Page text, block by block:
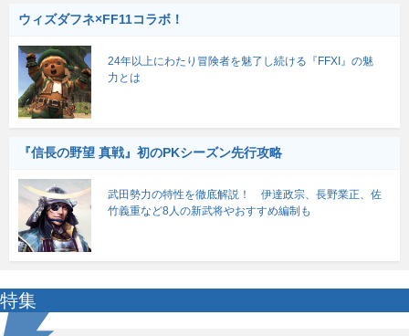
ウィズダフネ×FF11コラボ！
24年以上にわたり冒険者を魅了し続ける『FFXI』の魅
力とは
『信長の野望 真戦』初のPKシーズン先行攻略
武田勢力の特性を徹底解説！ 伊達政宗、長野業正、佐
竹義重など8人の新武将やおすすめ編制も
特集